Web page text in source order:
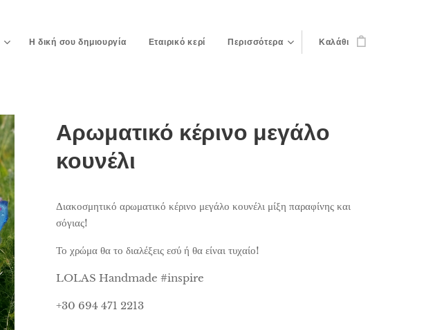
Η δική σου δημιουργία Εταιρικό κερί Περισσότερα Καλάθι
Αρωματικό κέρινο μεγάλο
κουνέλι
Διακοσμητικό αρωματικό κέρινο μεγάλο κουνέλι μίξη παραφίνης και
σόγιας!
Το χρώμα θα το διαλέξεις εσύ ή θα είναι τυχαίο!
LOLAS Handmade #inspire
+30 694 471 2213